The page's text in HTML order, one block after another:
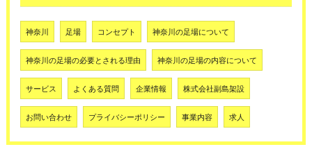
神奈川 足場 コンセプト 神奈川の足場について
神奈川の足場の必要とされる理由 神奈川の足場の内容について
サービス よくある質問 企業情報 株式会社副島架設
お問い合わせ プライバシーポリシー 事業内容 求人